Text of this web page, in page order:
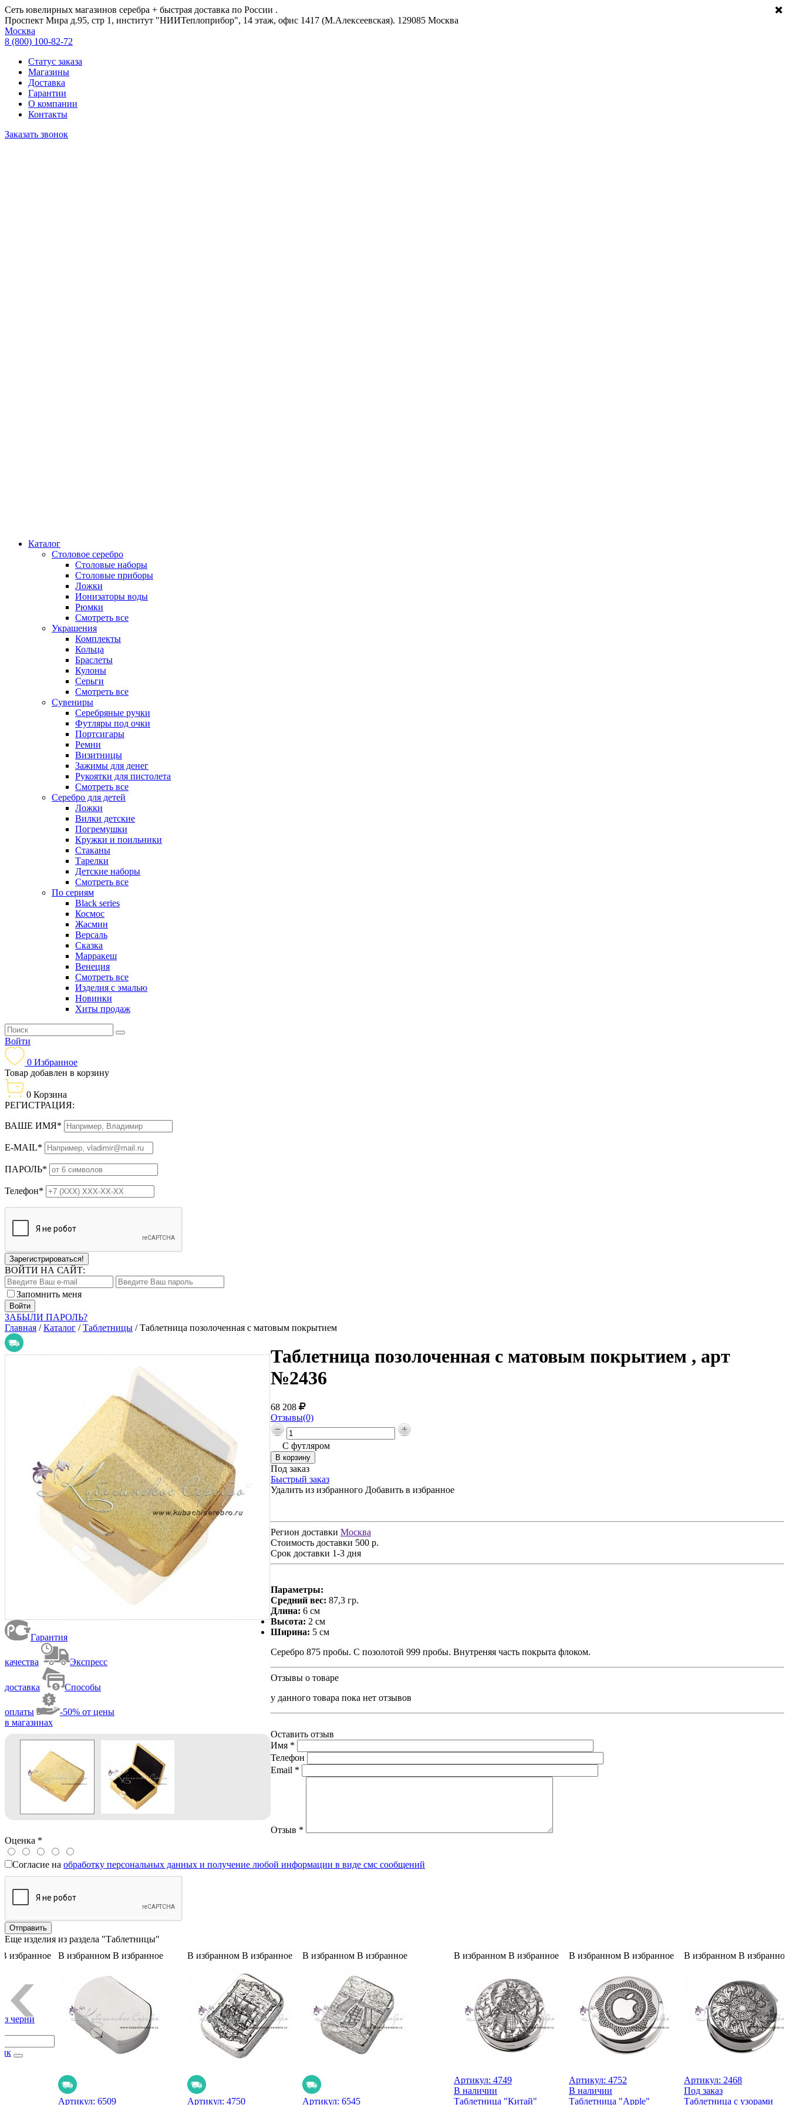
Сеть ювелирных магазинов серебра + быстрая доставка по России .
Проспект Мира д.95, стр 1, институт "НИИТеплоприбор", 14 этаж, офис 1417 (М.Алексеевская). 129085 Москва
Москва
8 (800) 100-82-72
Статус заказа
Магазины
Доставка
Гарантии
О компании
Контакты
Заказать звонок
Каталог
Столовое серебро
Столовые наборы
Столовые приборы
Ложки
Ионизаторы воды
Рюмки
Смотреть все
Украшения
Комплекты
Кольца
Браслеты
Кулоны
Серьги
Смотреть все
Сувениры
Серебряные ручки
Футляры под очки
Портсигары
Ремни
Визитницы
Зажимы для денег
Рукоятки для пистолета
Смотреть все
Серебро для детей
Ложки
Вилки детские
Погремушки
Кружки и поильники
Стаканы
Тарелки
Детские наборы
Смотреть все
По сериям
Black series
Космос
Жасмин
Версаль
Сказка
Марракеш
Венеция
Смотреть все
Изделия с эмалью
Новинки
Хиты продаж
Войти
0 Избранное
Товар добавлен в корзину
0 Корзина
РЕГИСТРАЦИЯ:
ВАШЕ ИМЯ*
E-MAIL*
ПАРОЛЬ*
Телефон*
Зарегистрироваться!
ВОЙТИ НА САЙТ:
Запомнить меня
ЗАБЫЛИ ПАРОЛЬ?
Главная /Каталог /Таблетницы /Таблетница позолоченная с матовым покрытием
Гарантия
качества Экспресс
доставка Способы
оплаты
-50% от цены
в магазинах
Таблетница позолоченная с матовым покрытием , арт
№2436
68 208
Отзывы(0)
С футляром
Под заказ
Быстрый заказ
Удалить из избранного Добавить в избранное
Регион доставки Москва
Стоимость доставки 500 р.
Срок доставки 1-3 дня
Параметры:
Средний вес: 87,3 гр.
Длина: 6 см
Высота: 2 см
Ширина: 5 см
Серебро 875 пробы. С позолотой 999 пробы. Внутреняя часть покрыта флоком.
Отзывы о товаре
у данного товара пока нет отзывов
Оставить отзыв
Имя *
Телефон
Email *
Отзыв *
Оценка *
Согласие на обработку персональных данных и получение любой информации в виде смс сообщений
Еще изделия из раздела "Таблетницы"
В избранное
черни
В избранном В избранное
Артикул: 6509
В избранном В избранное
Артикул: 4750
В избранном В избранное
Артикул: 6545
В избранном В избранное
Артикул: 4749
В наличии
Таблетница "Китай"
В избранном В избранное
Артикул: 4752
В наличии
Таблетница "Apple"
В избранном В избранное
Артикул: 2468
Под заказ
Таблетница с узорами